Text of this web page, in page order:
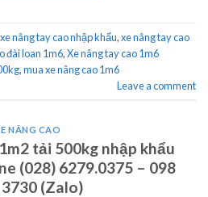
xe nâng tay cao nhập khẩu,xe nâng tay cao
đài loan 1m6,Xe nâng tay cao 1m6
,mua xe nâng cao 1m6
Leave a comment
NÂNG CAO
tải 500kg nhập khẩu
(028) 6279.0375 – 098
(Zalo)